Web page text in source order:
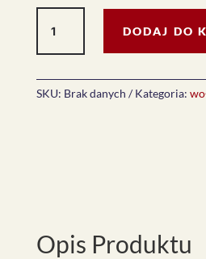
bone
DODAJ DO
SKU: Brak danych Kategoria:
Opis Produktu